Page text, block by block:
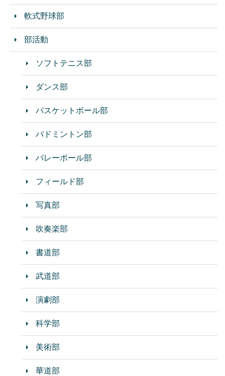
軟式野球部
部活動
ソフトテニス部
ダンス部
バスケットボール部
バドミントン部
バレーボール部
フィールド部
写真部
吹奏楽部
書道部
武道部
演劇部
科学部
美術部
華道部